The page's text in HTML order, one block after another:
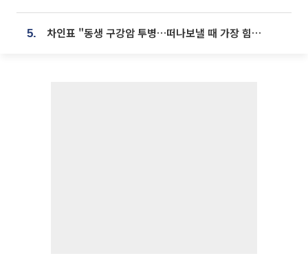
5. 차인표 "동생 구강암 투병…떠나보낼 때 가장 힘들었다”